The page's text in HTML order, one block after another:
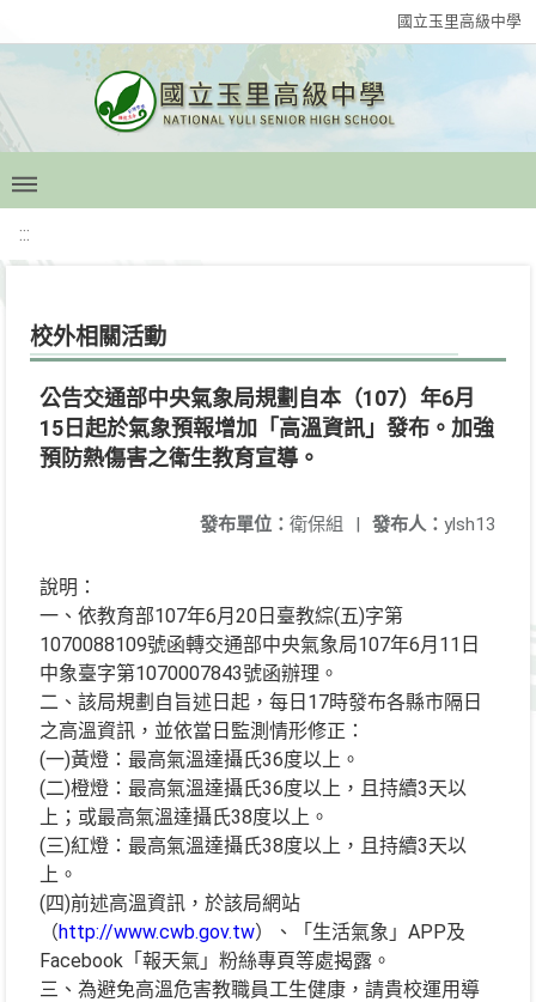
國立玉里高級中學
:::
校外相關活動
公告交通部中央氣象局規劃自本（107）年6月
15日起於氣象預報增加「高溫資訊」發布。加強
預防熱傷害之衛生教育宣導。
發布人： ylsh13
發布單位： 衛保組 |
說明：
一、依教育部107年6月20日臺教綜(五)字第
1070088109號函轉交通部中央氣象局107年6月11日
中象臺字第1070007843號函辦理。
二、該局規劃自旨述日起，每日17時發布各縣市隔日
之高溫資訊，並依當日監測情形修正：
(一)黃燈：最高氣溫達攝氏36度以上。
(二)橙燈：最高氣溫達攝氏36度以上，且持續3天以
上；或最高氣溫達攝氏38度以上。
(三)紅燈：最高氣溫達攝氏38度以上，且持續3天以
上。
(四)前述高溫資訊，於該局網站
（http://www.cwb.gov.tw）、「生活氣象」APP及
Facebook「報天氣」粉絲專頁等處揭露。
三、為避免高溫危害教職員工生健康，請貴校運用導